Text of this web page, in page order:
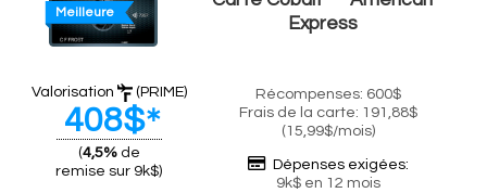
Express
Meilleure
Valorisation (PRIME)
408$∗
(4,5%de
remise sur 9k$)
Récompenses: 600$
Frais de la carte: 191,88$
(15,99$/mois)
Dépenses exigées:
9k$ en 12 mois